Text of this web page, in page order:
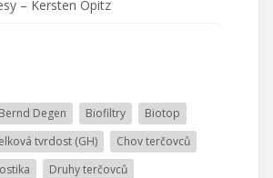
– Kersten Opitz
Bernd Degen Biofiltry
Biotop
tvrdost (GH)
Chov terčovců
Druhy terčovců